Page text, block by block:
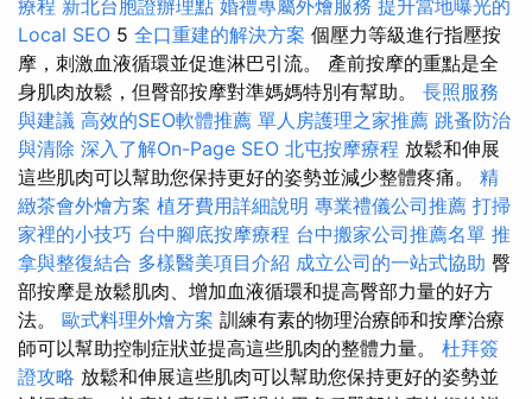
療程 新北台胞證辦理點 婚禮專屬外燴服務 提升當地曝光的
Local SEO 5 全口重建的解決方案 個壓力等級進行指壓按
摩，刺激血液循環並促進淋巴引流。 產前按摩的重點是全
身肌肉放鬆，但臀部按摩對準媽媽特別有幫助。 長照服務
與建議 高效的SEO軟體推薦 單人房護理之家推薦 跳蚤防治
與清除 深入了解On-Page SEO 北屯按摩療程 放鬆和伸展
這些肌肉可以幫助您保持更好的姿勢並減少整體疼痛。 精
緻茶會外燴方案 植牙費用詳細說明 專業禮儀公司推薦 打掃
家裡的小技巧 台中腳底按摩療程 台中搬家公司推薦名單 推
拿與整復結合 多樣醫美項目介紹 成立公司的一站式協助 臀
部按摩是放鬆肌肉、增加血液循環和提高臀部力量的好方
法。 歐式料理外燴方案 訓練有素的物理治療師和按摩治療
師可以幫助控制症狀並提高這些肌肉的整體力量。 杜拜簽
證攻略 放鬆和伸展這些肌肉可以幫助您保持更好的姿勢並